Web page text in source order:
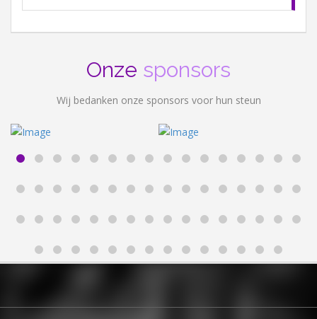
Onze sponsors
Wij bedanken onze sponsors voor hun steun